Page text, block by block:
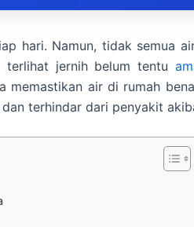
hari. Namun, tidak semua
jernih belum tentu
memastikan air di rumah
terhindar dari penyakit